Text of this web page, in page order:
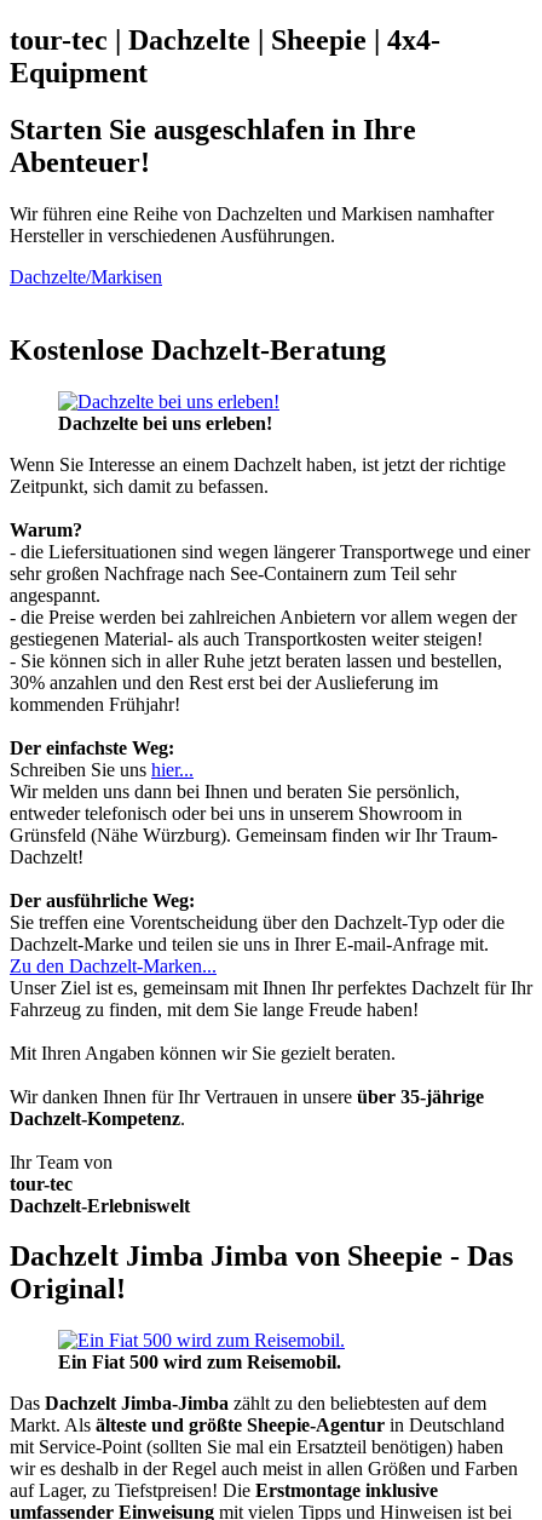
tour-tec | Dachzelte | Sheepie | 4x4-
Equipment
Starten Sie ausgeschlafen in Ihre
Abenteuer!
Wir führen eine Reihe von Dachzelten und Markisen namhafter
Hersteller in verschiedenen Ausführungen.
Dachzelte/Markisen
Kostenlose Dachzelt-Beratung
Dachzelte bei uns erleben!
Wenn Sie Interesse an einem Dachzelt haben, ist jetzt der richtige
Zeitpunkt, sich damit zu befassen.
Warum?
- die Liefersituationen sind wegen längerer Transportwege und einer
sehr großen Nachfrage nach See-Containern zum Teil sehr
angespannt.
- die Preise werden bei zahlreichen Anbietern vor allem wegen der
gestiegenen Material- als auch Transportkosten weiter steigen!
- Sie können sich in aller Ruhe jetzt beraten lassen und bestellen,
30% anzahlen und den Rest erst bei der Auslieferung im
kommenden Frühjahr!
Der einfachste Weg:
Schreiben Sie uns hier...
Wir melden uns dann bei Ihnen und beraten Sie persönlich,
entweder telefonisch oder bei uns in unserem Showroom in
Grünsfeld (Nähe Würzburg). Gemeinsam finden wir Ihr Traum-
Dachzelt!
Der ausführliche Weg:
Sie treffen eine Vorentscheidung über den Dachzelt-Typ oder die
Dachzelt-Marke und teilen sie uns in Ihrer E-mail-Anfrage mit.
Zu den Dachzelt-Marken...
Unser Ziel ist es, gemeinsam mit Ihnen Ihr perfektes Dachzelt für Ihr
Fahrzeug zu finden, mit dem Sie lange Freude haben!
Mit Ihren Angaben können wir Sie gezielt beraten.
Wir danken Ihnen für Ihr Vertrauen in unsere über 35-jährige
Dachzelt-Kompetenz.
Ihr Team von
tour-tec
Dachzelt-Erlebniswelt
Dachzelt Jimba Jimba von Sheepie - Das
Original!
Ein Fiat 500 wird zum Reisemobil.
Das Dachzelt Jimba-Jimba zählt zu den beliebtesten auf dem
Markt. Als älteste und größte Sheepie-Agentur in Deutschland
mit Service-Point (sollten Sie mal ein Ersatzteil benötigen) haben
wir es deshalb in der Regel auch meist in allen Größen und Farben
auf Lager, zu Tiefstpreisen! Die Erstmontage inklusive
umfassender Einweisung mit vielen Tipps und Hinweisen ist bei